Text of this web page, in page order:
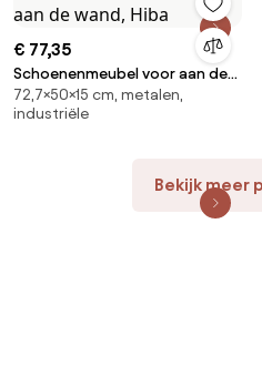
€ 77,35
Schoenenmeubel voor aan de
wand, Hiba
72,7×50×15 cm, metalen,
industriële
Bekijk meer